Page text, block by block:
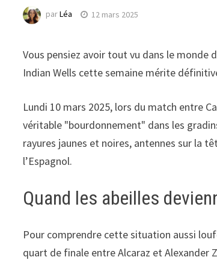
parLéa 12 mars 2025
Vous pensiez avoir tout vu dans le monde
Indian Wells cette semaine mérite
Lundi 10 mars 2025, lors du match entre
véritable "bourdonnement" dans les
rayures jaunes et noires, antennes sur la
l’Espagnol.
Quand les abeilles
Pour comprendre cette situation aussi
quart de finale entre Alcaraz et Alexander